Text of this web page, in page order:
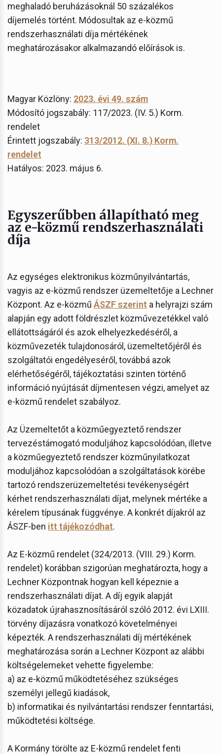
meghaladó beruházásoknál 50 százalékos
díjemelés történt. Módosultak az e-közmű
rendszerhasználati díja mértékének
meghatározásakor alkalmazandó előírások is.
Magyar Közlöny: 2023. évi 49. szám
Módosító jogszabály: 117/2023. (IV. 5.) Korm.
rendelet
Érintett jogszabály: 313/2012. (XI. 8.) Korm.
rendelet
Hatályos: 2023. május 6.
Egyszerűbben állapítható meg
az e-közmű rendszerhasználati
díja
Az egységes elektronikus közműnyilvántartás,
vagyis az e-közmű rendszer üzemeltetője a Lechner
Központ. Az e-közmű ÁSZF szerint a helyrajzi szám
alapján egy adott földrészlet közművezetékkel való
ellátottságáról és azok elhelyezkedéséről, a
közművezeték tulajdonosáról, üzemeltetőjéről és
szolgáltatói engedélyeséről, továbbá azok
elérhetőségéről, tájékoztatási szinten történő
információ nyújtását díjmentesen végzi, amelyet az
e-közmű rendelet szabályoz.
Az Üzemeltetőt a közműegyeztető rendszer
tervezéstámogató moduljához kapcsolódóan, illetve
a közműegyeztető rendszer közműnyilatkozat
moduljához kapcsolódóan a szolgáltatások körébe
tartozó rendszerüzemeltetési tevékenységért
kérhet rendszerhasználati díjat, melynek mértéke a
kérelem típusának függvénye. A konkrét díjakról az
ÁSZF-ben itt tájékozódhat.
Az E-közmű rendelet (324/2013. (VIII. 29.) Korm.
rendelet) korábban szigorúan meghatározta, hogy a
Lechner Központnak hogyan kell képeznie a
rendszerhasználati díjat. A díj egyik alapját
közadatok újrahasznosításáról szóló 2012. évi LXIII.
törvény díjazásra vonatkozó követelményei
képezték. A rendszerhasználati díj mértékének
meghatározása során a Lechner Központ az alábbi
költségelemeket vehette figyelembe:
a) az e-közmű működtetéséhez szükséges
személyi jellegű kiadások,
b) informatikai és nyilvántartási rendszer fenntartási,
működtetési költsége.
A Kormány törölte az E-közmű rendelet fenti